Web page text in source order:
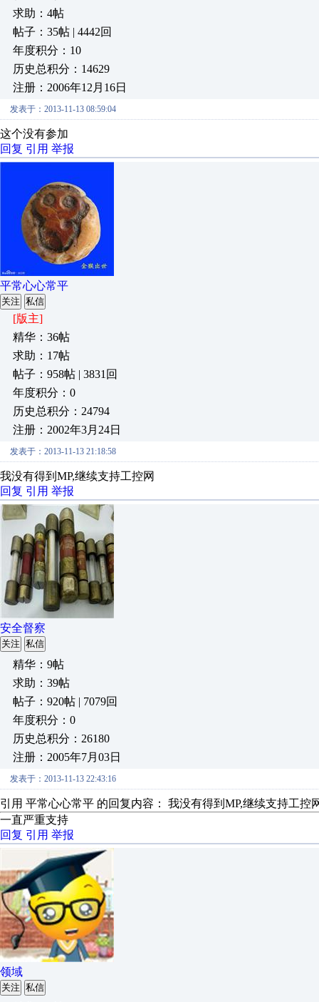
求助：4帖
帖子：35帖 | 4442回
年度积分：10
历史总积分：14629
注册：2006年12月16日
发表于：2013-11-13 08:59:04
这个没有参加
回复 引用 举报
平常心心常平
关注 私信
[版主]
精华：36帖
求助：17帖
帖子：958帖 | 3831回
年度积分：0
历史总积分：24794
注册：2002年3月24日
发表于：2013-11-13 21:18:58
我没有得到MP,继续支持工控网
回复 引用 举报
安全督察
关注 私信
精华：9帖
求助：39帖
帖子：920帖 | 7079回
年度积分：0
历史总积分：26180
注册：2005年7月03日
发表于：2013-11-13 22:43:16
引用 平常心心常平 的回复内容： 我没有得到MP,继续支持工控
一直严重支持
回复 引用 举报
领域
关注 私信